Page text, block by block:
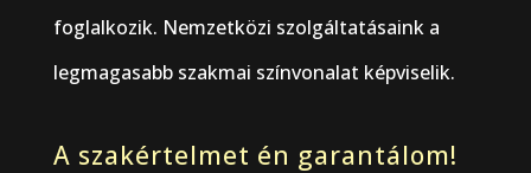
foglalkozik. Nemzetközi szolgáltatásaink a
legmagasabb szakmai színvonalat képviselik.
A szakértelmet én garantálom!